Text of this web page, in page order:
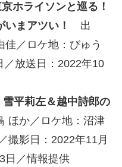
ホライソンと巡る！
まアツい！
出
／ロケ地：びゅう
／放送日：2022年10
平莉左＆越中詩郎の
ほか／ロケ地：沼津
撮影日：2022年11月
日／情報提供